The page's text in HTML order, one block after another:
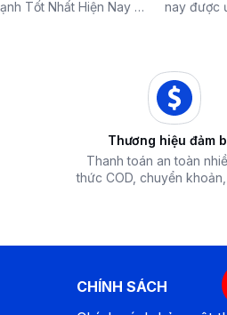
Ưu Đãi Chỉ Có Tại
Cơ hội sở
Tốt Nhất Hiện Nay –
nay được
Thương hiệu đảm
Thanh toán an toàn
thức COD, chuyển
CHÍNH SÁCH